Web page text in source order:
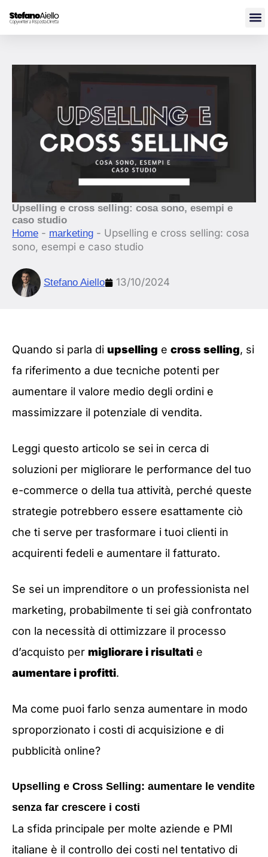
contenuto
Upselling e cross selling: cosa sono, esempi e
caso studio
Home - marketing - Upselling e cross selling: cosa
sono, esempi e caso studio
Stefano Aiello 13/10/2024
Quando si parla di upselling e cross selling, si
fa riferimento a due tecniche potenti per
aumentare il valore medio degli ordini e
massimizzare il potenziale di vendita.
Leggi questo articolo se sei in cerca di
soluzioni per migliorare le performance del tuo
e-commerce o della tua attività, perché queste
strategie potrebbero essere esattamente ciò
che ti serve per trasformare i tuoi clienti in
acquirenti fedeli e aumentare il fatturato.
Se sei un imprenditore o un professionista nel
marketing, probabilmente ti sei già confrontato
con la necessità di ottimizzare il processo
d’acquisto per migliorare i risultati e
aumentare i profitti.
Ma come puoi farlo senza aumentare in modo
sproporzionato i costi di acquisizione e di
pubblicità online?
Upselling e Cross Selling: aumentare le vendite
senza far crescere i costi
La sfida principale per molte aziende e PMI
italiane è il controllo dei costi nel tentativo di